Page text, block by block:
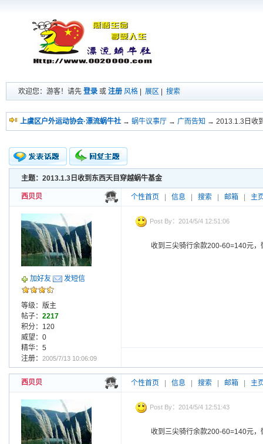
欢迎您：游客！请先 登录 或 注册 风格 展区 搜索
上虞区户外运动协会·漂流蜗牛社 → 蜗牛议事厅 → 广而告知 → 2013.1.3日收
新的主题
投票帖
小字报
主题：2013.1.3日收到东西天目穿越蜗牛基金
西贝贝 个性首页 信息 搜索 邮箱 主
加好友 发短信
等级：版主
帖子： 2217
积分：120
威望：0
精华：5
注册： 2005/7/13 10:06:09
Post By：2014/5/4 12:51:06
收到三尖骑行余款200-60=140元
西贝贝 个性首页 信息 搜索 邮箱 主
Post By：2014/5/4 12:51:43
收到三尖骑行余款200-60=140元